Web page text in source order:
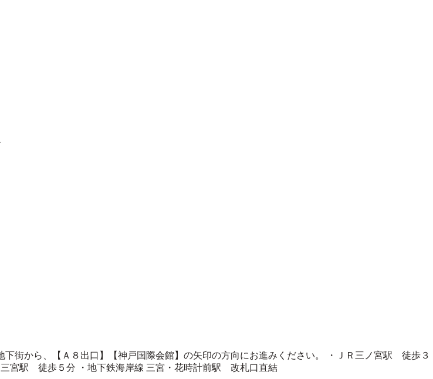
街から、【Ａ８出口】【神戸国際会館】の矢印の方向にお進みください。 ・ＪＲ三ノ宮駅 徒歩３
宮駅 徒歩５分 ・地下鉄海岸線 三宮・花時計前駅 改札口直結